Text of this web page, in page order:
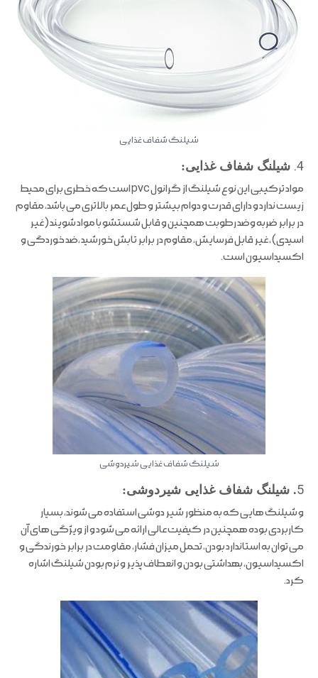
شیلنگ شفاف غذایی
4. شیلنگ شفاف غذایی:
مواد ترکیبی این نوع شیلنگ از گرانول pvc است که خطری برای محیط
زیست ندارد و دارای قدرت و دوام بیشتر و طول عمر بالاتری می باشد، مقاوم
در برابر ضربه وضد رطوبت همچنین و قابل شستشو با مواد شویند (غیر
اسیدی) ، غیر قابل فرسایش، مقاوم در برابر تابش خورشید ،ضد خوردگی و
اکسیداسیون است.
شیلنگ شفاف غذایی شیردوشی
5. شیلنگ شفاف غذایی شیردوشی:
و شیلنگ هایی که به منظور شیر دوشی استفاده می شوند، بسیار
کاربردی بوده همچنین در کیفیت عالی ارائه می شود و از ویژگی های آن
می توان به استاندارد بودن، تحمل میزان فشار، مقاومت در برابر خورندگی و
اکسیداسیون، بهداشتی بودن و انعطاف پذیر و نرم بودن شیلنگ اشاره
کرد.